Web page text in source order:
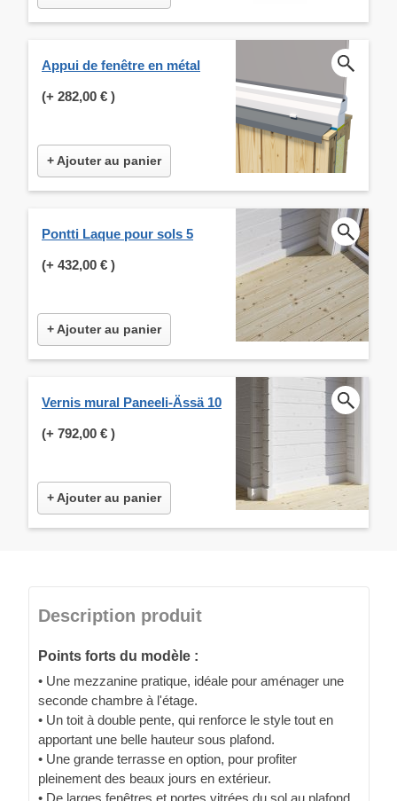
Appui de fenêtre en métal
(+ 282,00 € )
+ Ajouter au panier
Pontti Laque pour sols 5
(+ 432,00 € )
+ Ajouter au panier
Vernis mural Paneeli-Ässä 10
(+ 792,00 € )
+ Ajouter au panier
Description produit
Points forts du modèle :
• Une mezzanine pratique, idéale pour aménager une
seconde chambre à l'étage.
• Un toit à double pente, qui renforce le style tout en
apportant une belle hauteur sous plafond.
• Une grande terrasse en option, pour profiter
pleinement des beaux jours en extérieur.
• De larges fenêtres et portes vitrées du sol au plafond